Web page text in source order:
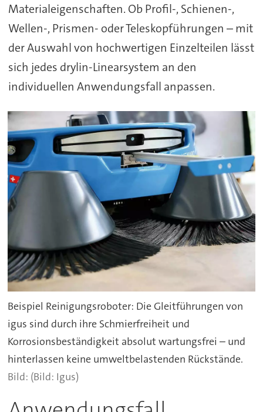
Materialeigenschaften. Ob Profil-, Schienen-,
Wellen-, Prismen- oder Teleskopführungen – mit
der Auswahl von hochwertigen Einzelteilen lässt
sich jedes drylin-Linearsystem an den
individuellen Anwendungsfall anpassen.
Beispiel Reinigungsroboter: Die Gleitführungen von
igus sind durch ihre Schmierfreiheit und
Korrosionsbeständigkeit absolut wartungsfrei – und
hinterlassen keine umweltbelastenden Rückstände.
(Bild: Igus)